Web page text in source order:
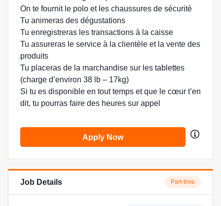
On te fournit le polo et les chaussures de sécurité
Tu animeras des dégustations
Tu enregistreras les transactions à la caisse
Tu assureras le service à la clientèle et la vente des
produits
Tu placeras de la marchandise sur les tablettes
(charge d’environ 38 lb – 17kg)
Si tu es disponible en tout temps et que le cœur t’en
dit, tu pourras faire des heures sur appel
Apply Now
Job Details Part-time